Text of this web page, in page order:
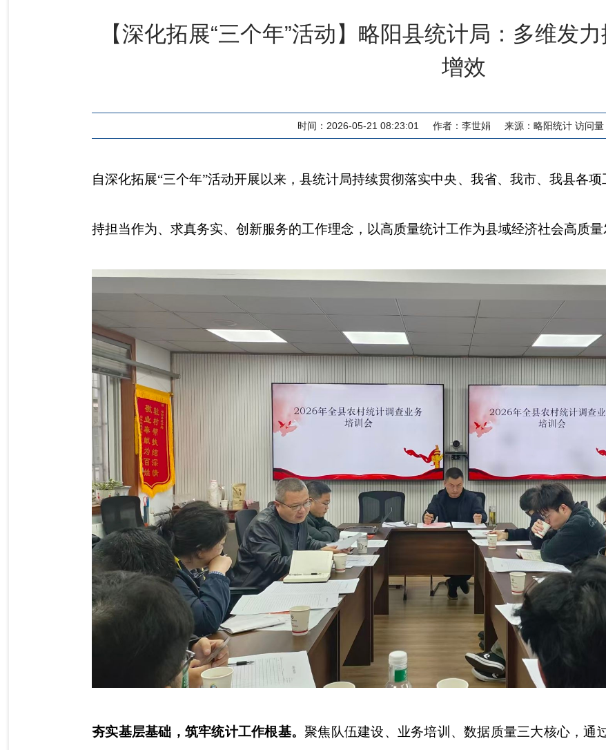
【深化拓展“三个年”活动】略阳县统计局：多维发
增效
时间：2026-05-21 08:23:01 作者： 李世娟 来源： 略阳统计 访问量
自深化拓展“三个年”活动开展以来，县统计局持续贯彻落实中央、我省、我市、我县各
持担当作为、求真务实、创新服务的工作理念，以高质量统计工作为县域经济社会高质量
夯实基层基础，筑牢统计工作根基。聚焦队伍建设、业务培训、数据质量三大核心，通